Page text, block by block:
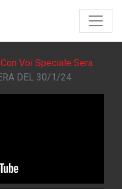
Voi Speciale Sera
DEL 30/1/24